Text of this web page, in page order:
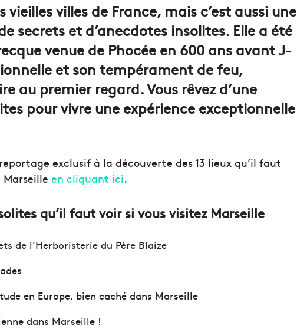
vieilles villes de France, mais c’est aussi une
secrets et d’anecdotes insolites. Elle a été
venue de Phocée en 600 ans avant J-
et son tempérament de feu,
au premier regard. Vous rêvez d’une
pour vivre une expérience exceptionnelle
exclusif à la découverte des 13 lieux qu’il faut
en cliquant ici.
qu’il faut voir si vous visitez Marseille
de l’Herboristerie du Père Blaize
en Europe, bien caché dans Marseille
dans Marseille !